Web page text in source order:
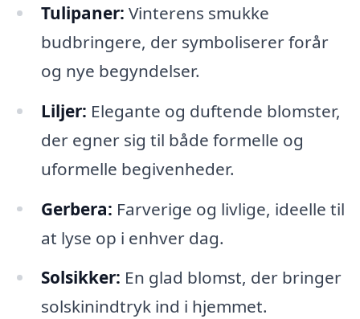
Tulipaner: Vinterens smukke
budbringere, der symboliserer forår
og nye begyndelser.
Liljer: Elegante og duftende blomster,
der egner sig til både formelle og
uformelle begivenheder.
Gerbera: Farverige og livlige, ideelle til
at lyse op i enhver dag.
Solsikker: En glad blomst, der bringer
solskinindtryk ind i hjemmet.